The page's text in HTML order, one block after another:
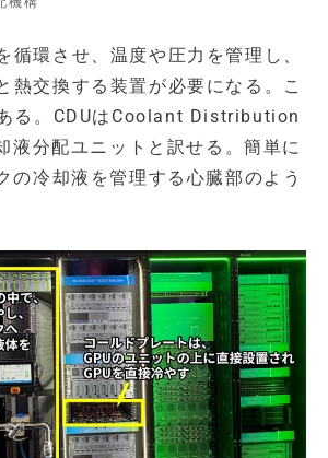
循環させ、温度や圧力を管理し、
熱交換する装置が必要になる。こ
る。CDUはCoolant Distribution
液分配ユニットと訳せる。簡単に
の冷却液を管理する心臓部のよう